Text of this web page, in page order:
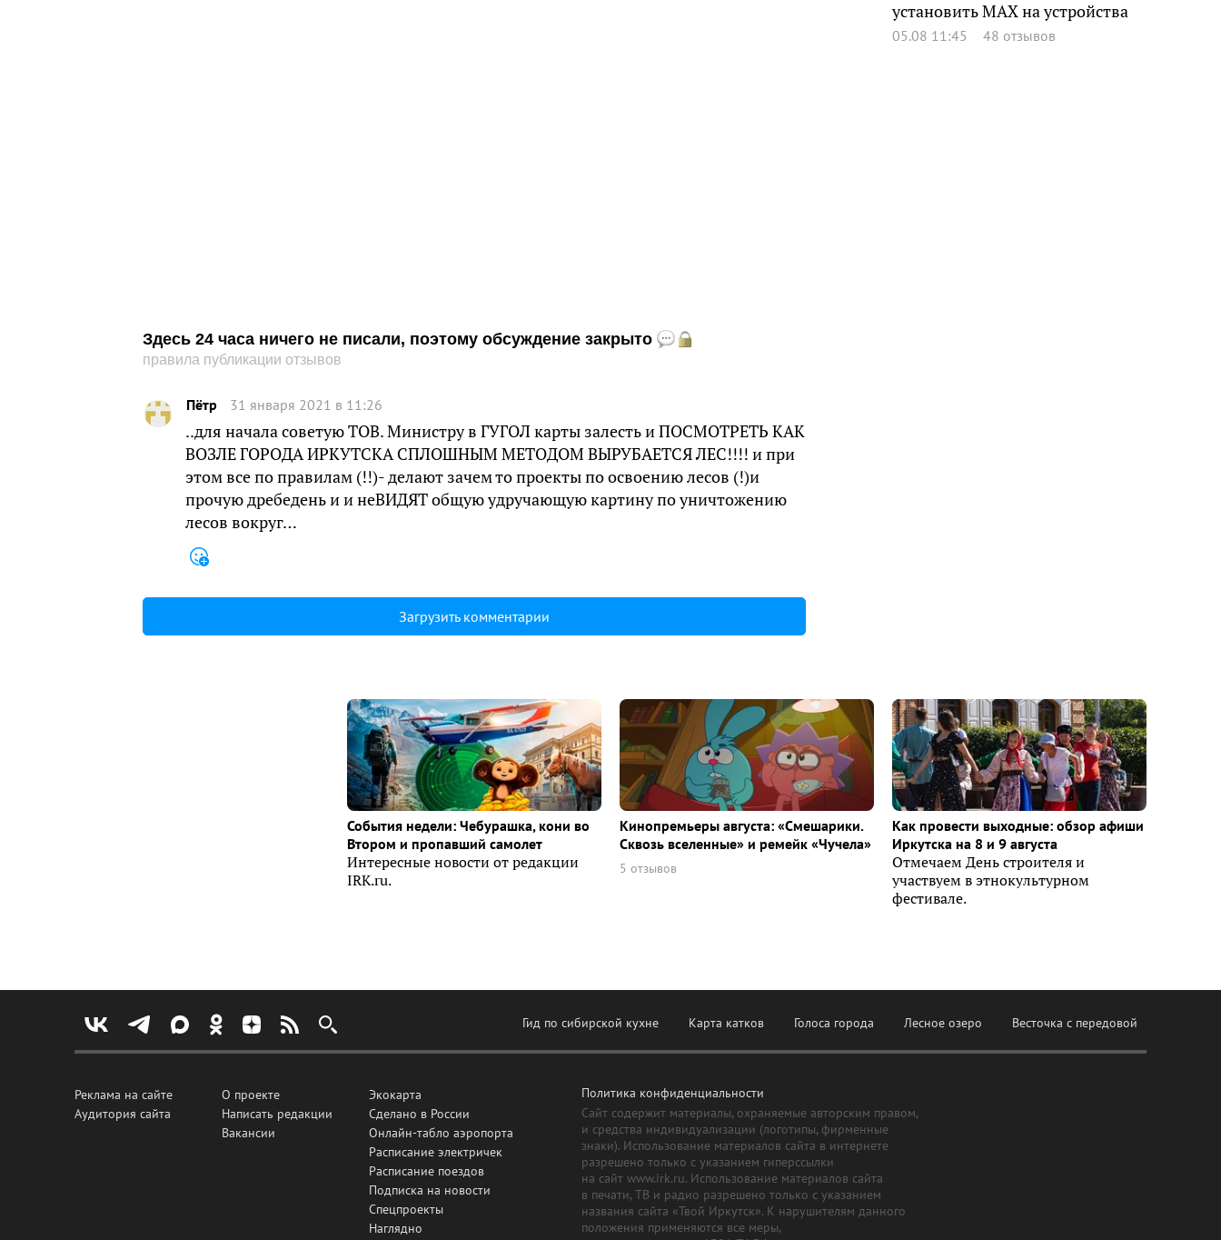
Здесь 24 часа ничего не писали, поэтому обсуждение закрыто
правила публикации отзывов
Пётр 31 января 2021 в 11:26
..для начала советую ТОВ. Министру в ГУГОЛ карты залесть и ПОСМОТРЕТЬ КАК
ВОЗЛЕ ГОРОДА ИРКУТСКА СПЛОШНЫМ МЕТОДОМ ВЫРУБАЕТСЯ ЛЕС!!!! и при
этом все по правилам (!!)- делают зачем то проекты по освоению лесов (!)и
прочую дребедень и и неВИДЯТ общую удручающую картину по уничтожению
лесов вокруг…
Загрузить комментарии
установить MAX на устройства
05.08 11:45 48 отзывов
События недели: Чебурашка, кони во
Втором и пропавший самолет
Интересные новости от редакции
IRK.ru.
Кинопремьеры августа: «Смешарики.
Сквозь вселенные» и ремейк «Чучела»
5 отзывов
Как провести выходные: обзор афиши
Иркутска на 8 и 9 августа
Отмечаем День строителя и
участвуем в этнокультурном
фестивале.
Гид по сибирской кухне Карта катков Голоса города Лесное озеро Весточка с передовой
Реклама на сайте
Аудитория сайта
О проекте
Написать редакции
Вакансии
Экокарта
Сделано в России
Онлайн-табло аэропорта
Расписание электричек
Расписание поездов
Подписка на новости
Спецпроекты
Наглядно
Политика конфиденциальности
Сайт содержит материалы, охраняемые авторским правом,
и средства индивидуализации (логотипы, фирменные
знаки). Использование материалов сайта в интернете
разрешено только с указанием гиперссылки
на сайт www.irk.ru. Использование материалов сайта
в печати, ТВ и радио разрешено только с указанием
названия сайта «Твой Иркутск». К нарушителям данного
положения применяются все меры,